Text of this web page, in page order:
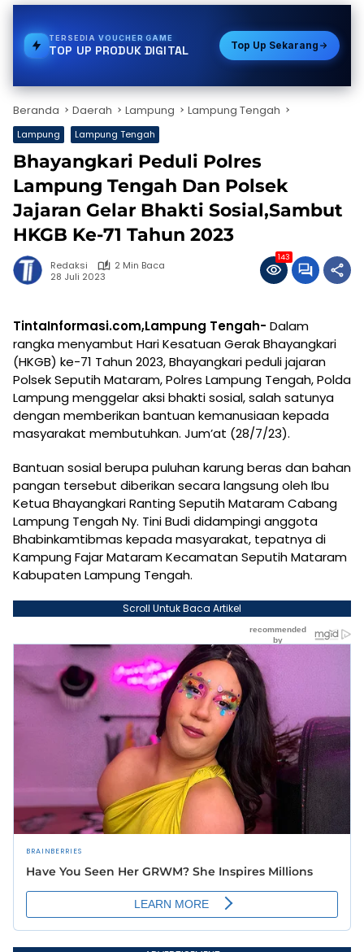
TERSEDIAPDAM
TOP UP PRODUK DIGITAL Top Up Sekarang
Beranda Daerah Lampung Lampung Tengah
Lampung Lampung Tengah
Bhayangkari Peduli Polres
Lampung Tengah Dan Polsek
Jajaran Gelar Bhakti Sosial,Sambut
HKGB Ke-71 Tahun 2023
Redaksi
2 Min Baca
28 Juli 2023
143
TintaInformasi.com,Lampung Tengah- Dalam
rangka menyambut Hari Kesatuan Gerak Bhayangkari
(HKGB) ke-71 Tahun 2023, Bhayangkari peduli jajaran
Polsek Seputih Mataram, Polres Lampung Tengah, Polda
Lampung menggelar aksi bhakti sosial, salah satunya
dengan memberikan bantuan kemanusiaan kepada
masyarakat membutuhkan. Jum’at (28/7/23).
Bantuan sosial berupa puluhan karung beras dan bahan
pangan tersebut diberikan secara langsung oleh Ibu
Ketua Bhayangkari Ranting Seputih Mataram Cabang
Lampung Tengah Ny. Tini Budi didampingi anggota
Bhabinkamtibmas kepada masyarakat, tepatnya di
Kampung Fajar Mataram Kecamatan Seputih Mataram
Kabupaten Lampung Tengah.
Scroll Untuk Baca Artikel